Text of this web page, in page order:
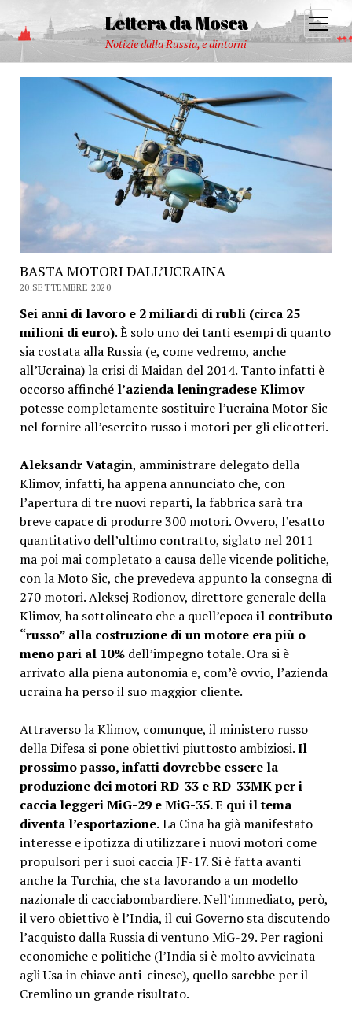
Lettera da Mosca
Notizie dalla Russia, e dintorni
open
menu
BASTA MOTORI DALL’UCRAINA
20 SETTEMBRE 2020
Sei anni di lavoro e 2 miliardi di rubli (circa 25
milioni di euro). È solo uno dei tanti esempi di quanto
sia costata alla Russia (e, come vedremo, anche
all’Ucraina) la crisi di Maidan del 2014. Tanto infatti è
occorso affinché l’azienda leningradese Klimov
potesse completamente sostituire l’ucraina Motor Sic
nel fornire all’esercito russo i motori per gli elicotteri.
Aleksandr Vatagin, amministrare delegato della
Klimov, infatti, ha appena annunciato che, con
l’apertura di tre nuovi reparti, la fabbrica sarà tra
breve capace di produrre 300 motori. Ovvero, l’esatto
quantitativo dell’ultimo contratto, siglato nel 2011
ma poi mai completato a causa delle vicende politiche,
con la Moto Sic, che prevedeva appunto la consegna di
270 motori. Aleksej Rodionov, direttore generale della
Klimov, ha sottolineato che a quell’epocail contributo
“russo” alla costruzione di un motore era più o
meno pari al 10%dell’impegno totale. Ora si è
arrivato alla piena autonomia e, com’è ovvio, l’azienda
ucraina ha perso il suo maggior cliente.
Attraverso la Klimov, comunque, il ministero russo
della Difesa si pone obiettivi piuttosto ambiziosi.Il
prossimo passo, infatti dovrebbe essere la
produzione dei motori RD-33 e RD-33МК per i
caccia leggeri МiG-29 e МiG-35. E qui il tema
diventa l’esportazione.La Cina ha già manifestato
interesse e ipotizza di utilizzare i nuovi motori come
propulsori per i suoi caccia JF-17. Si è fatta avanti
anche la Turchia, che sta lavorando a un modello
nazionale di cacciabombardiere. Nell’immediato, però,
il vero obiettivo è l’India, il cui Governo sta discutendo
l’acquisto dalla Russia di ventuno MiG-29. Per ragioni
economiche e politiche (l’India si è molto avvicinata
agli Usa in chiave anti-cinese), quello sarebbe per il
Cremlino un grande risultato.